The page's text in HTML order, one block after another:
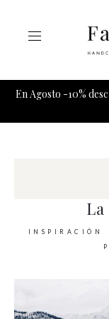
En Agosto -10%
INSPIRACIÓN